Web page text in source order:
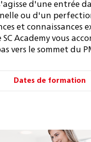
d'une entrée
ou d'un
et connaissances
Academy vous
vers le sommet du
Dates de formation